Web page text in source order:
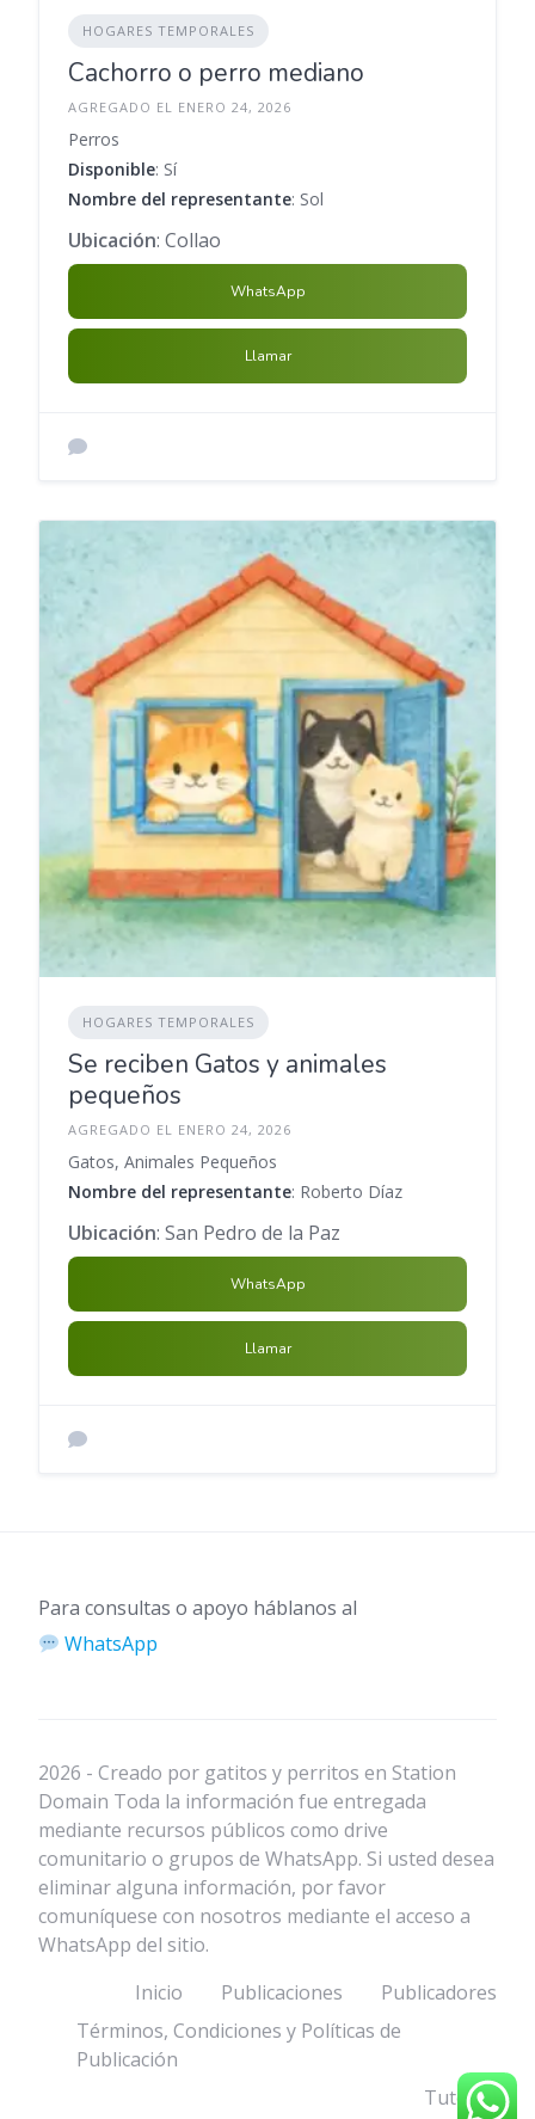
HOGARES TEMPORALES
Cachorro o perro mediano
AGREGADO EL ENERO 24, 2026
Perros
Disponible: Sí
Nombre del representante: Sol
Ubicación: Collao
WhatsApp
Llamar
HOGARES TEMPORALES
Se reciben Gatos y animales
pequeños
AGREGADO EL ENERO 24, 2026
Gatos, Animales Pequeños
Nombre del representante: Roberto Díaz
Ubicación: San Pedro de la Paz
WhatsApp
Llamar
Para consultas o apoyo háblanos al
WhatsApp
2026 - Creado por gatitos y perritos en Station
Domain Toda la información fue entregada
mediante recursos públicos como drive
comunitario o grupos de WhatsApp. Si usted desea
eliminar alguna información, por favor
comuníquese con nosotros mediante el acceso a
WhatsApp del sitio.
Inicio
Publicaciones
Publicadores
Términos, Condiciones y Políticas de
Publicación
Tutorial